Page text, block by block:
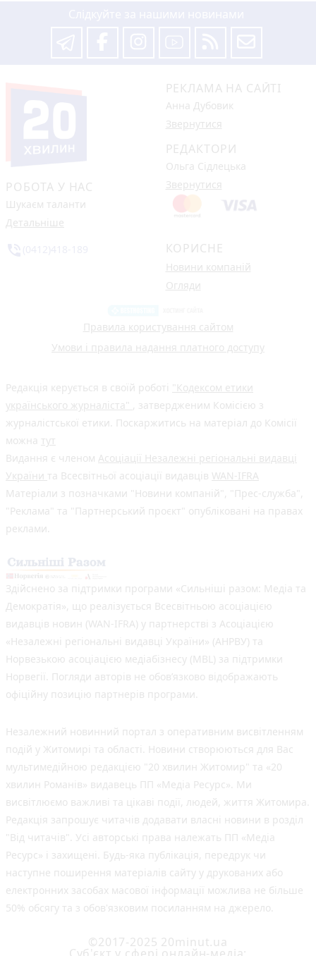
РОБОТА У НАС
Шукаєм таланти
Детальніше
РЕКЛАМА НА САЙТІ
Анна Дубовик
Звернутися
РЕДАКТОРИ
Ольга Сідлецька
Звернутися
КОРИСНЕ
Новини компаній
Огляди
Правила користування сайтом
Умови і правила надання платного доступу
Редакція керується в своїй роботі "Кодексом етики
українського журналіста" , затвердженим Комісією з
журналістської етики. Поскаржитись на матеріал до Комісії
можна тут
Видання є членом Асоціації Незалежні регіональні видавці
України та Всесвітньої асоціації видавців WAN-IFRA
Матеріали з позначками "Новини компаній", "Прес-служба",
"Реклама" та "Партнерський проєкт" опубліковані на правах
реклами.
Здійснено за підтримки програми «Сильніші разом: Медіа та
Демократія», що реалізується Всесвітньою асоціацією
видавців новин (WAN-IFRA) у партнерстві з Асоціацією
«Незалежні регіональні видавці України» (АНРВУ) та
Норвезькою асоціацією медіабізнесу (MBL) за підтримки
Норвегії. Погляди авторів не обов’язково відображають
офіційну позицію партнерів програми.
Незалежний новинний портал з оперативним висвітленням
подій у Житомирі та області. Новини створюються для Вас
мультимедійною редакцією "20 хвилин Житомир" та «20
хвилин Романів» видавець ПП «Медіа Ресурс». Ми
висвітлюємо важливі та цікаві події, людей, життя Житомира.
Редакція запрошує читачів додавати власні новини в розділ
"Від читачів". Усі авторські права належать ПП «Медіа
Ресурс» і захищені. Будь-яка публiкацiя, передрук чи
наступне поширення матеріалів сайту у друкованих або
електронних засобах масової інформації можлива не більше
50% обсягу та з обов'язковим посиланням на джерело.
©2017-2025 20minut.ua